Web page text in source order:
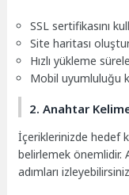
SSL sertifikasını
Site haritası
Hızlı yükleme
Mobil uyumluluğu
2. Anahtar
İçeriklerinizde hedef
belirlemek önemlidir.
adımları